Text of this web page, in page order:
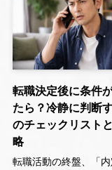
転職決定後に条件
たら？冷静に判断
のチェックリスト
略
転職活動の終盤、「内